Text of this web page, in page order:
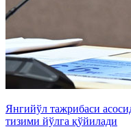
Янгийўл тажрибаси
тизими йўлга қўйилади